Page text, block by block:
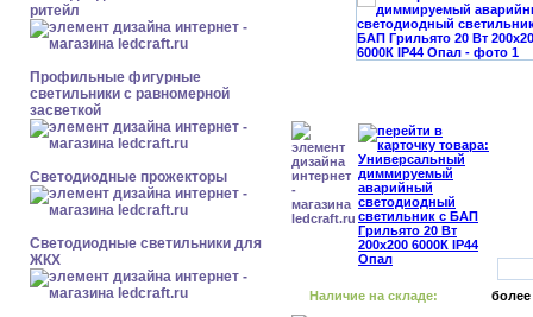
ритейл
Профильные фигурные
светильники с равномерной
засветкой
Светодиодные прожекторы
Светодиодные светильники для
ЖКХ
Наличие на складе: более